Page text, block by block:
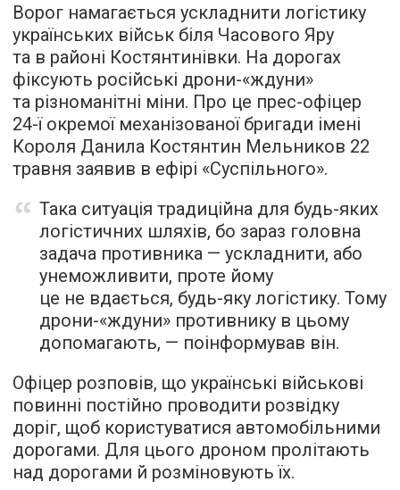
Ворог намагається ускладнити логістику
українських військ біля Часового Яру
та в районі Костянтинівки. На дорогах
фіксують російські дрони-«ждуни»
та різноманітні міни. Про це прес-офіцер
24-ї окремої механізованої бригади імені
Короля Данила Костянтин Мельников 22
травня заявив в ефірі «Суспільного».
Така ситуація традиційна для будь-яких
логістичних шляхів, бо зараз головна
задача противника — ускладнити, або
унеможливити, проте йому
це не вдається, будь-яку логістику. Тому
дрони-«ждуни» противнику в цьому
допомагають, — поінформував він.
Офіцер розповів, що українські військові
повинні постійно проводити розвідку
доріг, щоб користуватися автомобільними
дорогами. Для цього дроном пролітають
над дорогами й розміновують їх.